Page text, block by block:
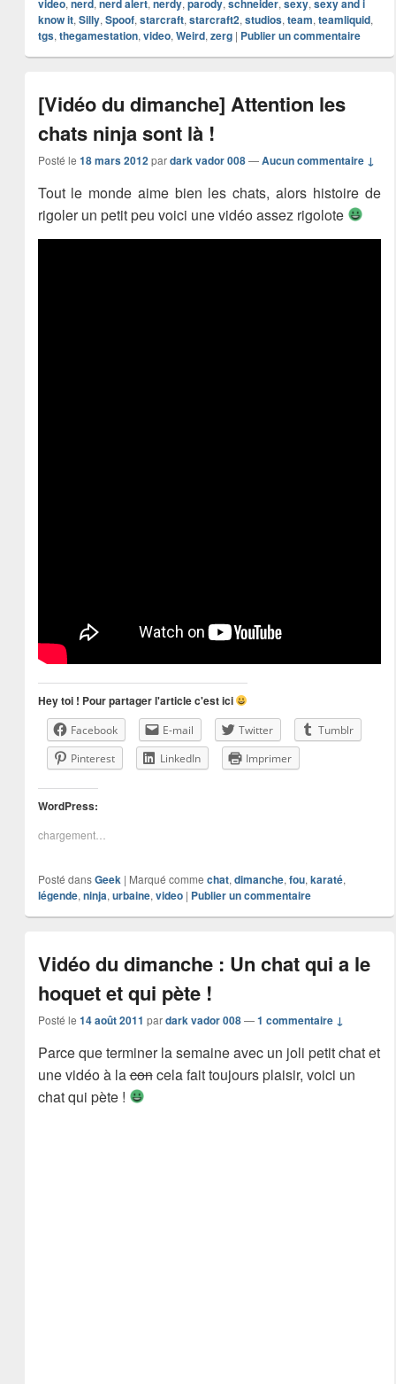
video nerd nerd alert nerdy parody schneider sexy sexy and i
know it, Silly, Spoof, starcraft, starcraft2, studios, team, teamliquid,
tgs, thegamestation, video, Weird, zerg | Publier un commentaire
[Vidéo du dimanche] Attention les
chats ninja sont là !
Posté le 18 mars 2012 pardark vador 008 —Aucun commentaire ↓
Tout le monde aime bien les chats, alors histoire de
rigoler un petit peu voici une vidéo assez rigolote
Hey toi ! Pour partager l'article c'est ici
Facebook E-mail Twitter
Tumblr
Pinterest
LinkedIn Imprimer
WordPress:
chargement…
Posté dans Geek | Marqué comme chat, dimanche, fou, karaté,
légende, ninja, urbaine, video | Publier un commentaire
Vidéo du dimanche : Un chat qui a le
hoquet et qui pète !
Posté le 14 août 2011 pardark vador 008 —1 commentaire ↓
Parce que terminer la semaine avec un joli petit chat et
une vidéo à laconcela fait toujours plaisir, voici un
chat qui pète !